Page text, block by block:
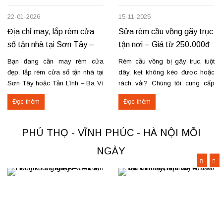
22-01-2026
Địa chỉ may, lắp rèm cửa
sổ tận nhà tại Sơn Tây –
Tản Lĩnh Ba Vì
Bạn đang cần may rèm cửa
đẹp, lắp rèm cửa sổ tận nhà tại
Sơn Tây hoặc Tản Lĩnh – Ba Vì
với giá hợp lý? Chúng tôi
chuyên may rèm theo yêu cầu,
tiến độ. Thực tế, chúng tôi vừa
hoàn thiện thi công rèm...
Đọc thêm
15-11-2025
Sửa rèm cầu vồng gãy trục
tận nơi – Giá từ 250.000đ
có VAT
Rèm cầu vồng bị gãy trục, tuột
dây, kẹt không kéo được hoặc
rách vải? Chúng tôi cung cấp
dịch vụ sửa rèm cầu vồng tận
nơi, đảm bảo rèm hoạt động trơn
cấu kéo để rèm mở – đóng êm
Thay dây...
Đọc thêm
PHÚ THỌ - VĨNH PHÚC - HÀ NỘI MỖI
NGÀY